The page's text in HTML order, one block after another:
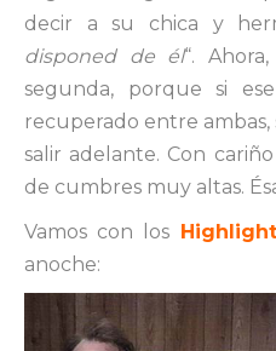
decir a su chica y
disponed de él“.
segunda, porque si
recuperado entre
salir adelante. Con
de cumbres muy altas.
Vamos con los
anoche: